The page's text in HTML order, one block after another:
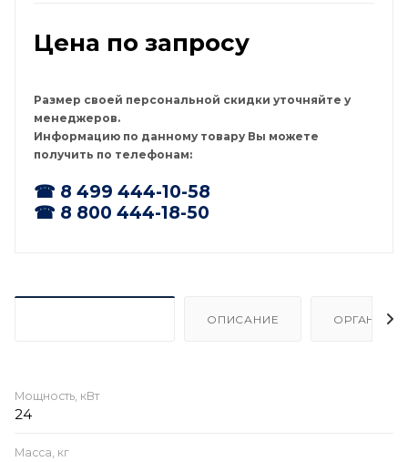
Цена по запросу
Размер своей персональной скидки уточняйте у
менеджеров.
Информацию по данному товару Вы можете
получить по телефонам:
☎ 8 499 444-10-58
☎ 8 800 444-18-50
ОПИСАНИЕ
Мощность, кВт
24
Масса, кг